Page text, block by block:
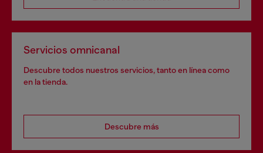
Servicios omnicanal
Descubre todos nuestros servicios, tanto en línea como
en la tienda.
Descubre más